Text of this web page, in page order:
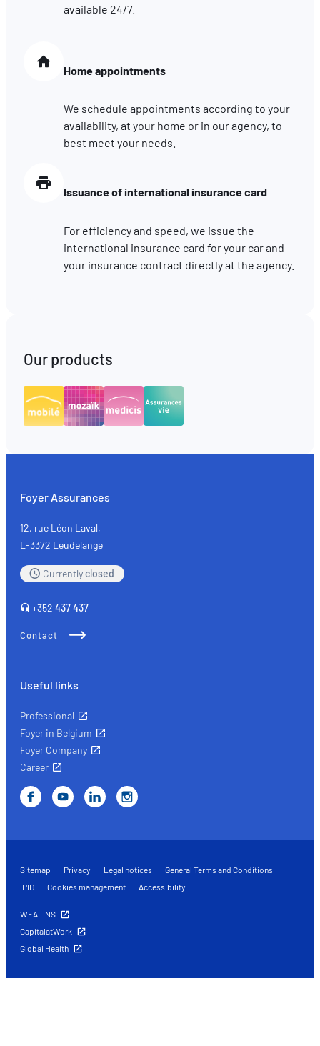
available 24/7.
Home appointments
We schedule appointments according to your
availability, at your home or in our agency, to
best meet your needs.
Issuance of international insurance card
For efficiency and speed, we issue the
international insurance card for your car and
your insurance contract directly at the agency.
Our products
Foyer Assurances
12, rue Léon Laval,
L-3372 Leudelange
Currentlyclosed
+352 437 437
Contact
Useful links
Professional
Foyer in Belgium
Foyer Company
Career
Sitemap Privacy Legal notices
General Terms and Conditions
IPID
Cookies management Accessibility
WEALINS
CapitalatWork
Global Health